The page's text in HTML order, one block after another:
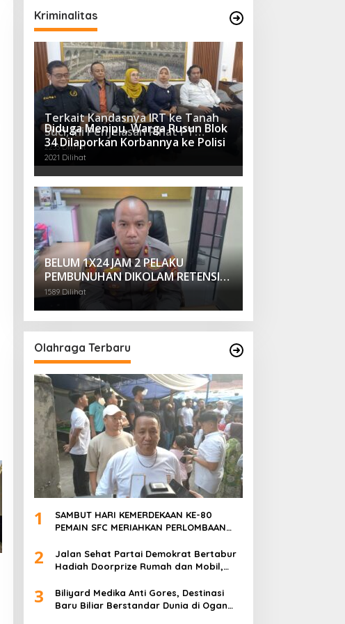
Kriminalitas
Terkait Kandasnya IRT ke Tanah
Suci, Ini Penjelasan Pihat PT
Selapan Tour Jayanto
2233 Dilihat
Diduga Menipu, Warga Rusun Blok
34 Dilaporkan Korbannya ke Polisi
2021 Dilihat
BELUM 1X24 JAM 2 PELAKU
PEMBUNUHAN DIKOLAM RETENSI
BELAKANG DPRD KOTA
PALEMBANG TELAH DIRINGKUS
ANGGOTA POLSEK SU 1
PALEMBANG.
1589 Dilihat
Olahraga Terbaru
1
SAMBUT HARI KEMERDEKAAN KE-80
PEMAIN SFC MERIAHKAN PERLOMBAAN
2
Jalan Sehat Partai Demokrat Bertabur
Hadiah Doorprize Rumah dan Mobil,
3
Biliyard Medika Anti Gores, Destinasi
Baru Biliar Berstandar Dunia di Ogan